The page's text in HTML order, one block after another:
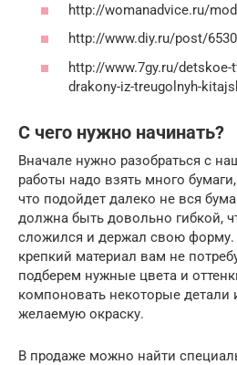
http://womanadvice.ru/
http://www.diy.ru/post/
http://www.7gy.ru/
drakony-iz-treugolnyh-
С чего нужно начинать?
Вначале нужно разобраться с
работы надо взять много
что подойдет далеко не вся
должна быть довольно гибкой,
сложился и держал свою
крепкий материал вам не
подберем нужные цвета и
компоновать некоторые детали
желаемую окраску.
В продаже можно найти